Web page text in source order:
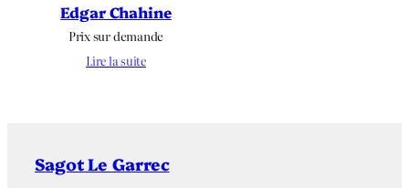
Edgar Chahine
Prix sur demande
Lire la suite
Sagot Le Garrec